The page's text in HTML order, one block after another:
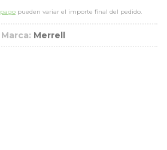
pago pueden variar el importe final del pedido.
Marca: Merrell